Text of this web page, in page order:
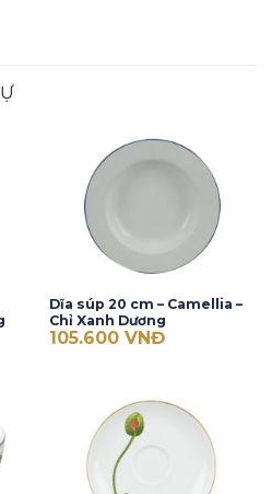
Dĩa súp 20 cm – Camellia –
Chỉ Xanh Dương
105.600 VNĐ